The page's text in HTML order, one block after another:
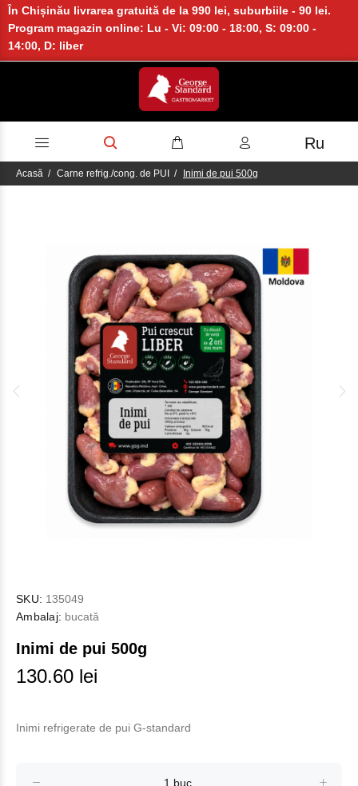
În Chișinău livrarea gratuită de la 990 lei, suburbiile - 90 lei.
Program magazin online: Lu - Vi: 09:00 - 18:00, S: 09:00 -
14:00, D: liber
Ru
Acasă Carne refrig./cong. de PUI Inimi de pui 500g
SKU: 135049
Ambalaj: bucată
Inimi de pui 500g
130.60 lei
Inimi refrigeratе de pui G-standard